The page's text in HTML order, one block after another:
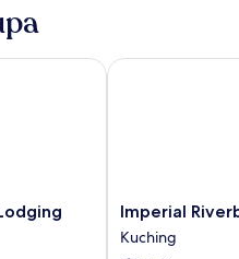
House
Imperial
Riverbank
Hotel
Imperial
Kuching
Imperial